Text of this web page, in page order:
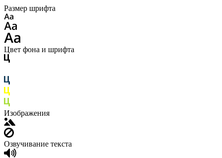
Размер шрифта
Цвет фона и шрифта
Изображения
Озвучивание текста